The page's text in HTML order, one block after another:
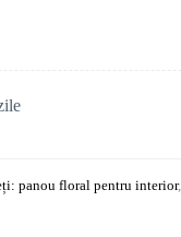
panou floral pentru interior,